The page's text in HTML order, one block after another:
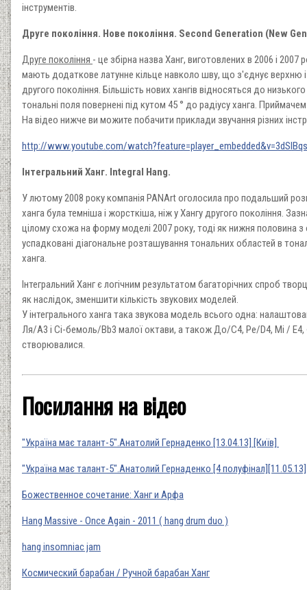
інструментів.
Друге покоління. Нове покоління. Second Generation (New
Друге покоління - це збірна назва Ханг, виготовлених в 2006 і
мають додаткове латунне кільце навколо шву, що з'єднує верхню
другого покоління. Більшість нових хангів відносяться до
тональні поля повернені під кутом 45 ° до радіусу ханга.
На відео нижче ви можите побачити приклади звучання різних
http://www.youtube.com/
Інтегральний Ханг. Integral Hang.
У лютому 2008 року компанія PANArt оголосила про подальший
ханга була темніша і жорсткіша, ніж у Хангу другого покоління.
цілому схожа на форму моделі 2007 року, тоді як нижня половина
успадковані діагональне розташування тональних областей в
ханга.
Інтегральний Ханг є логічним результатом багаторічних спроб
як наслідок, зменшити кількість звукових моделей.
У інтегрального ханга така звукова модель всього одна:
Ля/A3 і Сі-бемоль/Bb3 малої октави, а також До/C4, Ре/D4, Мі / E4,
створювалися.
Посилання на відео
"Україна має талант-5".Анатолий Гернаденко [13.04.13] [Київ]
"Україна має талант-5".Анатолий Гернаденко [4 полуфінал][11.05.13]
Божественное сочетание: Ханг и Арфа
Hang Massive - Once Again - 2011 ( hang drum duo )
hang insomniac jam
Космический барабан / Ручной барабан Ханг